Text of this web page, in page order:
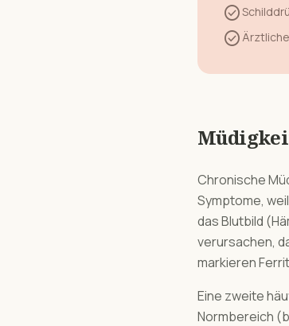
check_circle
check_circle
Chronische
Symptome,
das Blutbild
verursachen,
markieren
Eine zweite
Normbereich